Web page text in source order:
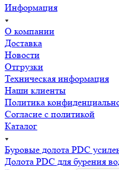
Информация
О компании
Доставка
Новости
Отгрузки
Техническая информация
Наши клиенты
Политика
Согласие с политикой
Каталог
Буровые долота PDC
Долота PDC для бурения